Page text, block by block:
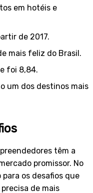
em hotéis e
de 2017.
mais feliz do Brasil.
foi 8,84.
um dos destinos mais
têm a
promissor. No
os desafios que
de mais